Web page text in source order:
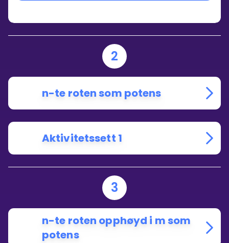
2
n-te roten som potens
Aktivitetssett 1
3
n-te roten opphøyd i m som
potens